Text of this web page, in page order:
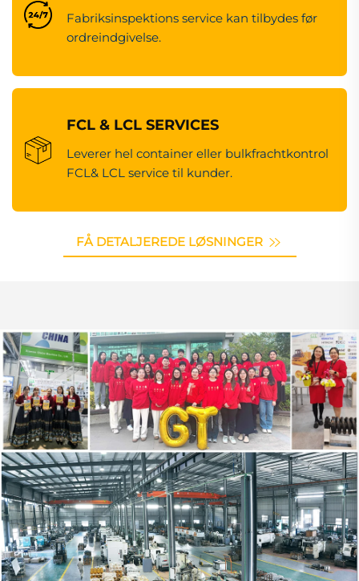
Fabriksinspektions service kan tilbydes før
ordreindgivelse.
FCL & LCL SERVICES
Leverer hel container eller bulkfrachtkontrol
FCL& LCL service til kunder.
FÅ DETALJEREDE LØSNINGER